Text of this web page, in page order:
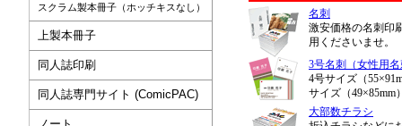
名刺
激安価格の名刺印
用くださいませ。
3号名刺（女性用
4号サイズ（
サイズ（49×85mm
大部数チラシ
スクラム製本冊子（ホッチキスなし）
上製本冊子
同人誌印刷
同人誌専門サイト (ComicPAC)